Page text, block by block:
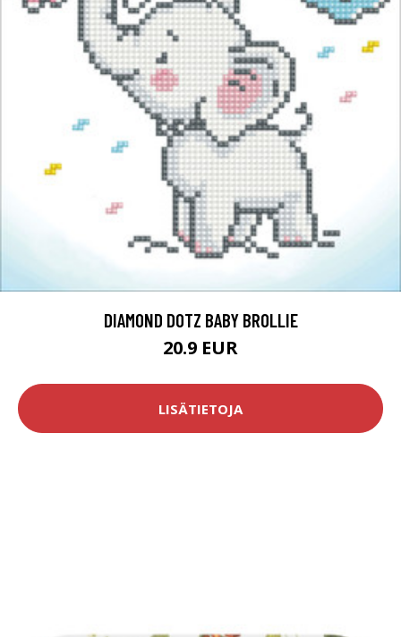
DIAMOND DOTZ BABY BROLLIE
20.9 EUR
LISÄTIETOJA